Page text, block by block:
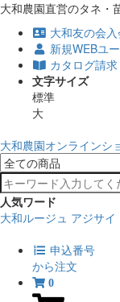
大和農園直営のタネ・
大和友の会入
新規WEBユ
カタログ請求
文字サイズ
標準
大
大和農園オンラインシ
人気ワード
大和ルージュ アジサイ
申込番号
から注文
0